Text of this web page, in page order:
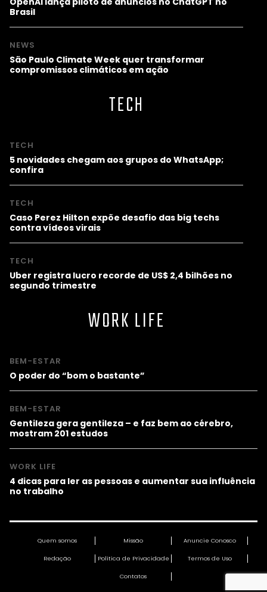
Brasil
NEWS
São Paulo Climate Week quer transformar
compromissos climáticos em ação
TECH
TECH
5 novidades chegam aos grupos do WhatsApp;
confira
TECH
Caso Perez Hilton expõe desafio das big techs
contra vídeos virais
TECH
Uber registra lucro recorde de US$ 2,4 bilhões no
segundo trimestre
WORK LIFE
BEM-ESTAR
O poder do “bom o bastante”
BEM-ESTAR
Gentileza gera gentileza – e faz bem ao cérebro,
mostram 201 estudos
WORK LIFE
4 dicas para ler as pessoas e aumentar sua influência
no trabalho
Quem somos Missão Anuncie Conosco
Redação Política de Privacidade Termos de Uso
Contatos